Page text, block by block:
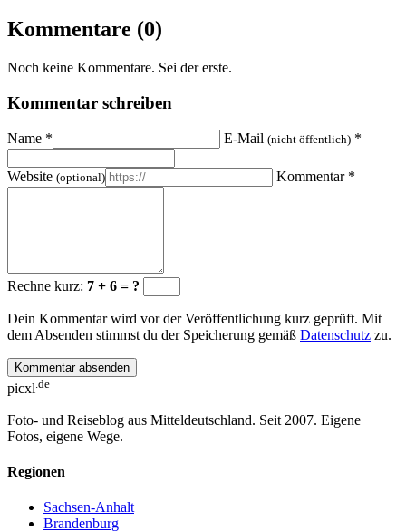
Kommentare (0)
Noch keine Kommentare. Sei der erste.
Kommentar schreiben
Name * E-Mail (nicht öffentlich) *
Website (optional) Kommentar *
Rechne kurz: 7 + 6 = ?
Dein Kommentar wird vor der Veröffentlichung kurz geprüft. Mit
dem Absenden stimmst du der Speicherung gemäß Datenschutz zu.
Kommentar absenden
picxl.de
Foto- und Reiseblog aus Mitteldeutschland. Seit 2007. Eigene
Fotos, eigene Wege.
Regionen
Sachsen-Anhalt
Brandenburg